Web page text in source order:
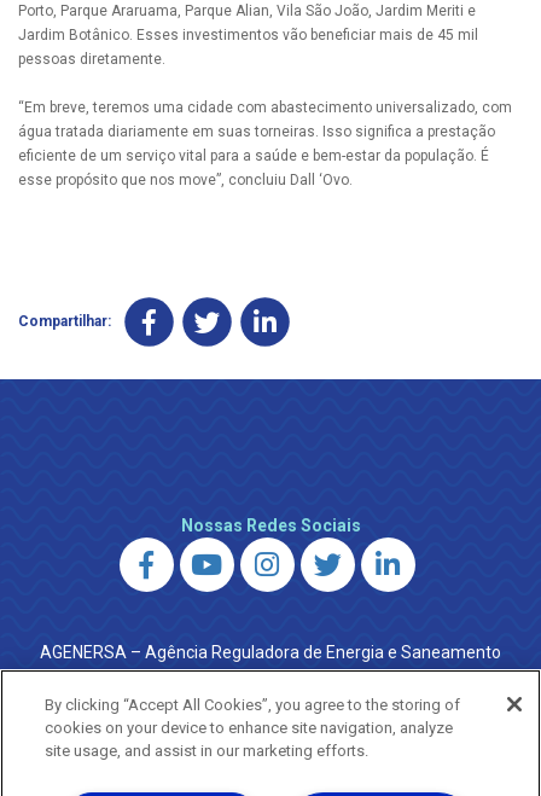
Porto, Parque Araruama, Parque Alian, Vila São João, Jardim Meriti e
Jardim Botânico. Esses investimentos vão beneficiar mais de 45 mil
pessoas diretamente.
“Em breve, teremos uma cidade com abastecimento universalizado, com
água tratada diariamente em suas torneiras. Isso significa a prestação
eficiente de um serviço vital para a saúde e bem-estar da população. É
esse propósito que nos move”, concluiu Dall ‘Ovo.
Compartilhar:
Nossas Redes Sociais
AGENERSA – Agência Reguladora de Energia e Saneamento
do Estado do Rio de Janeiro
0800 024 9040 · (21) 2332-6457 (WhatsApp) ·
ouvidoria@agenersa.rj.gov.br/ouvidoria.agenersa@gmail.com
·http://www.agenersa.rj.gov.br
By clicking “Accept All Cookies”, you agree to the storing of
cookies on your device to enhance site navigation, analyze
site usage, and assist in our marketing efforts.